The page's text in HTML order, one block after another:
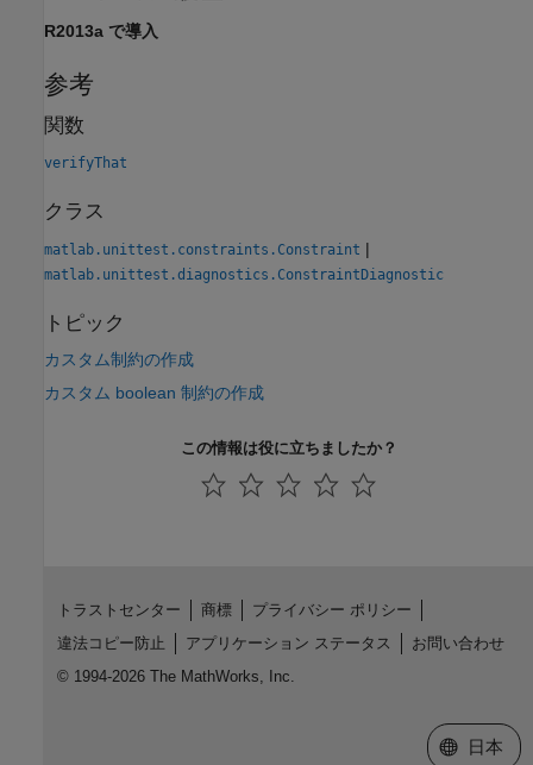
R2013a で導入
参考
関数
verifyThat
クラス
matlab.unittest.constraints.Constraint |
matlab.unittest.diagnostics.ConstraintDiagnostic
トピック
カスタム制約の作成
カスタム boolean 制約の作成
この情報は役に立ちましたか？
トラストセンター 商標
プライバシー ポリシー
違法コピー防止
アプリケーション ステータス
お問い合わせ
© 1994-2026 The MathWorks, Inc.
Web サイ
日本